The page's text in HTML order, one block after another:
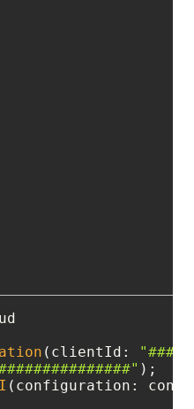
(clientId:
(configuration: